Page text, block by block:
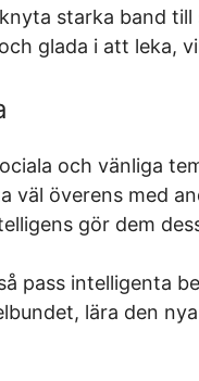
starka band
glada i att leka,
och vänliga
väl överens med
gör dem
pass intelligenta
lära den